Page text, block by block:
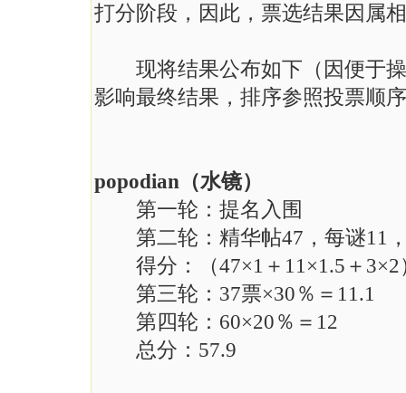
打分阶段，因此，票选结果因属
现将结果公布如下（因便于操
影响最终结果，排序参照投票顺
popodian（水镜）
第一轮：提名入围
第二轮：精华帖47，每谜11
得分：（47×1＋11×1.5＋3×2
第三轮：37票×30％＝11.1
第四轮：60×20％＝12
总分：57.9